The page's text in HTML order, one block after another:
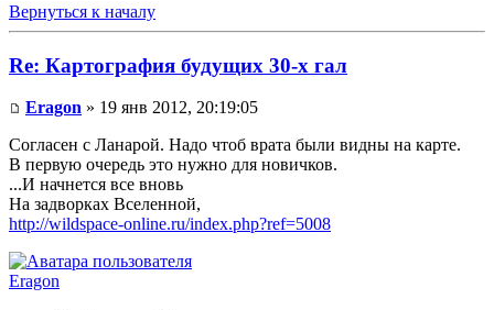
Вернуться к началу
Re: Картография будущих 30-х гал
Eragon » 19 янв 2012, 20:19:05
Согласен с Ланарой. Надо чтоб врата были видны на карте.
В первую очередь это нужно для новичков.
...И начнется все вновь
На задворках Вселенной,
http://wildspace-online.ru/index.php?ref=5008
Eragon